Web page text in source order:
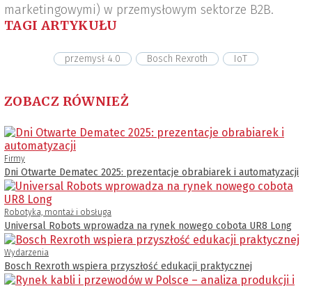
marketingowymi) w przemysłowym sektorze B2B.
TAGI ARTYKUŁU
przemysł 4.0 Bosch Rexroth IoT
ZOBACZ RÓWNIEŻ
Firmy
Dni Otwarte Dematec 2025: prezentacje obrabiarek i automatyzacji
Robotyka, montaż i obsługa
Universal Robots wprowadza na rynek nowego cobota UR8 Long
Wydarzenia
Bosch Rexroth wspiera przyszłość edukacji praktycznej